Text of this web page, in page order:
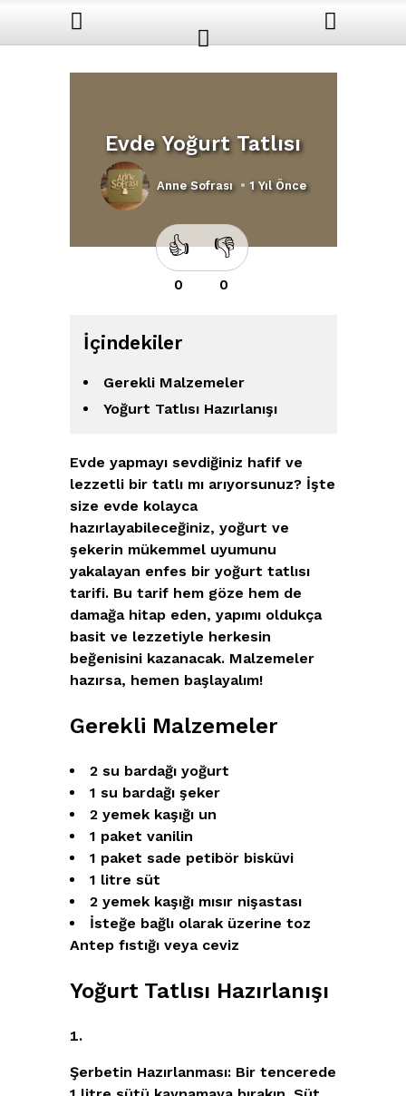
Evde Yoğurt Tatlısı
Anne Sofrası • 1 Yıl Önce
👍
0
👎
0
İçindekiler
Gerekli Malzemeler
Yoğurt Tatlısı Hazırlanışı
Evde yapmayı sevdiğiniz hafif ve
lezzetli bir tatlı mı arıyorsunuz? İşte
size evde kolayca
hazırlayabileceğiniz, yoğurt ve
şekerin mükemmel uyumunu
yakalayan enfes bir yoğurt tatlısı
tarifi. Bu tarif hem göze hem de
damağa hitap eden, yapımı oldukça
basit ve lezzetiyle herkesin
beğenisini kazanacak. Malzemeler
hazırsa, hemen başlayalım!
Gerekli Malzemeler
2 su bardağı yoğurt
1 su bardağı şeker
2 yemek kaşığı un
1 paket vanilin
1 paket sade petibör bisküvi
1 litre süt
2 yemek kaşığı mısır nişastası
İsteğe bağlı olarak üzerine toz
Antep fıstığı veya ceviz
Yoğurt Tatlısı Hazırlanışı
Şerbetin Hazırlanması:Bir tencerede